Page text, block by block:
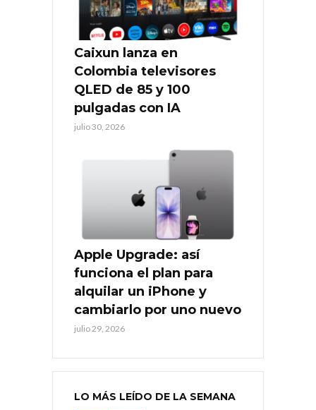
Caixun lanza en
Colombia televisores
QLED de 85 y 100
pulgadas con IA
julio 30, 2026
Apple Upgrade: así
funciona el plan para
alquilar un iPhone y
cambiarlo por uno nuevo
julio 29, 2026
LO MÁS LEÍDO DE LA SEMANA